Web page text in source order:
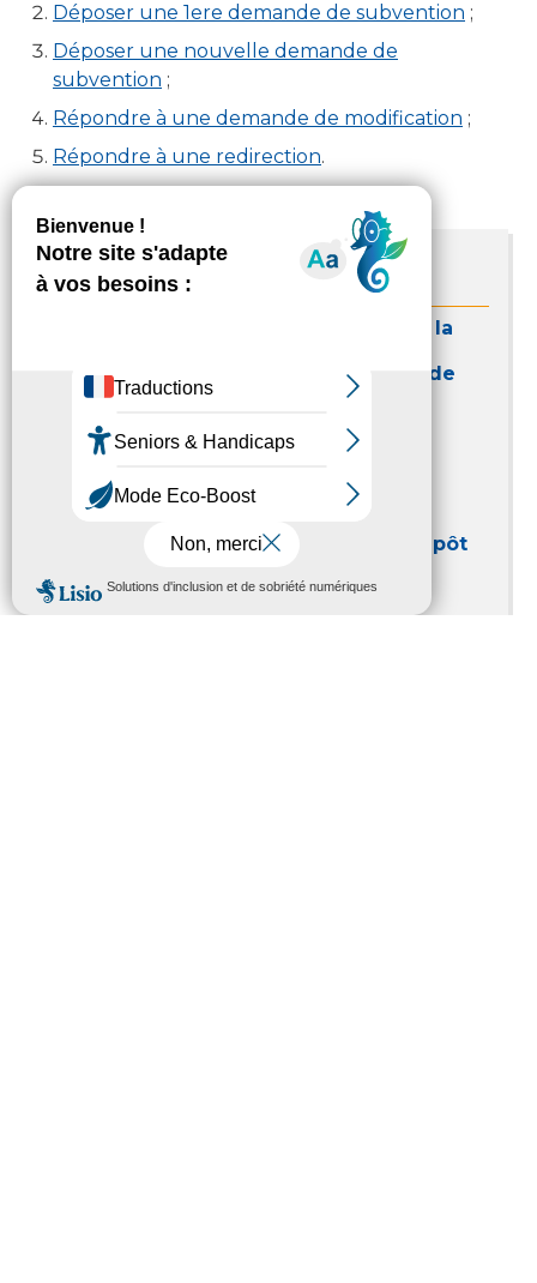
Déposer une 1ere demande de subvention ;
Déposer une nouvelle demande de
subvention ;
Répondre à une demande de modification ;
Répondre à une redirection.
Contacts
Direction de l’Action Culturelle et de la
Service Sport, Jeunesse et Activités de
pleine nature
7 rue Gaston Manent
65 000 TARBES
05 62 56 78 00
Assistance création de compte et dépôt
Céline Palmade05 62 56 78 27